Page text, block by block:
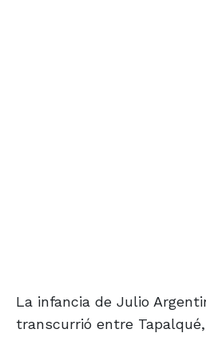
La infancia de Julio
transcurrió entre